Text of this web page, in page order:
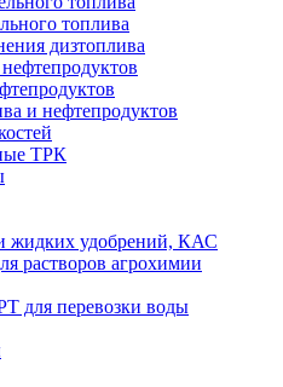
топлива
дизтоплива
и нефтепродуктов
ТРК
жидких удобрений, КАС
растворов агрохимии
для перевозки воды